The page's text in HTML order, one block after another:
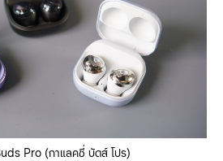
Pro (กาแลคซี่ บัดส์ โปร)